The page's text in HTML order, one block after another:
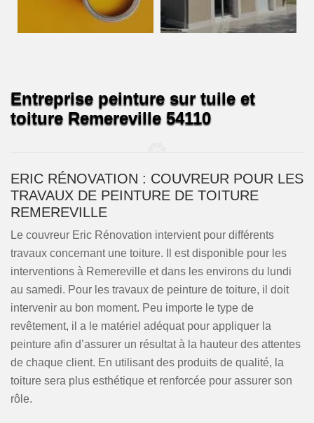
Entreprise peinture sur tuile et
toiture Remereville 54110
ERIC RÉNOVATION : COUVREUR POUR LES
TRAVAUX DE PEINTURE DE TOITURE
REMEREVILLE
Le couvreur Eric Rénovation intervient pour différents
travaux concernant une toiture. Il est disponible pour les
interventions à Remereville et dans les environs du lundi
au samedi. Pour les travaux de peinture de toiture, il doit
intervenir au bon moment. Peu importe le type de
revêtement, il a le matériel adéquat pour appliquer la
peinture afin d’assurer un résultat à la hauteur des attentes
de chaque client. En utilisant des produits de qualité, la
toiture sera plus esthétique et renforcée pour assurer son
rôle.